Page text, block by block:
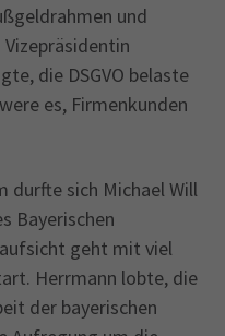
und
die DSGVO belaste
es, Firmenkunden
durfte sich Michael Will
Bayerischen
geht mit viel
Herrmann lobte, die
der bayerischen